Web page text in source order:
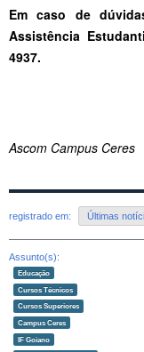
Em caso de
Assistência
4937.
Ascom Campus Ceres
registrado em: Últimas
Assunto(s):
Educação
Cursos Técnicos
Cursos Superiores
Campus Ceres
IF Goiano